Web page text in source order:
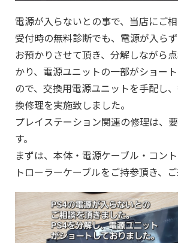
電源が入らないとの事で、当店にご相
受付時の無料診断でも、電源が入らず
お預かりさせて頂き、分解しながら
かり、電源ユニットの一部がショー
ので、交換用電源ユニットを手配し
換修理を実施致しました。
プレイステーション関連の修理は、
す。
まずは、本体・電源ケーブル・コン
トローラーケーブルをご持参頂き、ご